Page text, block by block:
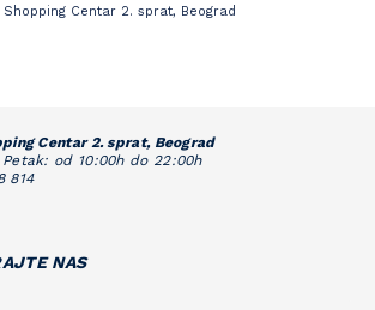
Centar 2. sprat, Beograd
Centar 2. sprat, Beograd
od 10:00h do 22:00h
814
NAS